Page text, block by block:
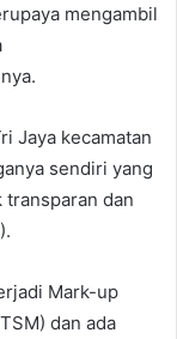
mengambil
Jaya kecamatan
sendiri yang
transparan dan
Mark-up
dan ada